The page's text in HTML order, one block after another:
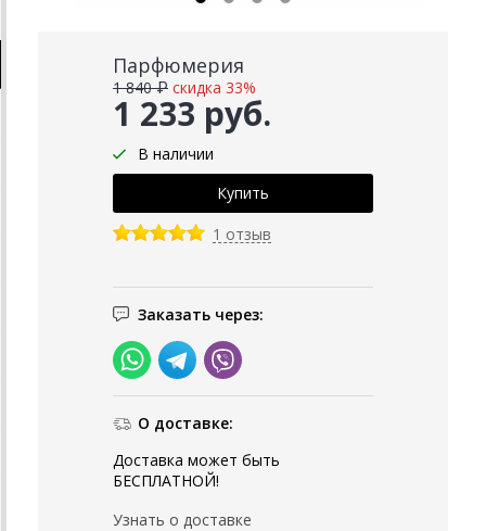
Парфюмерия
1 233 руб.
1 840 ₽ скидка 33%
В наличии
1 отзыв
Заказать через:
О доставке:
Доставка может быть
БЕСПЛАТНОЙ!
Узнать о доставке